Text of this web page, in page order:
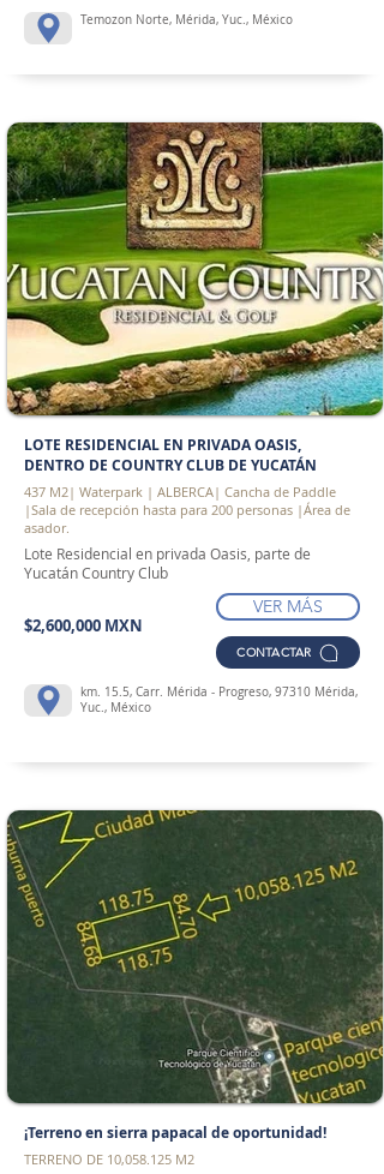
Temozon Norte, Mérida, Yuc., México
LOTE RESIDENCIAL EN PRIVADA OASIS,
DENTRO DE COUNTRY CLUB DE YUCATÁN
437 M2| Waterpark | ALBERCA| Cancha de Paddle
|Sala de recepción hasta para 200 personas |Área de
asador.
Lote Residencial en privada Oasis, parte de
Yucatán Country Club
$2,600,000 MXN
VER MÁS
CONTACTAR
km. 15.5, Carr. Mérida - Progreso, 97310 Mérida,
Yuc., México
¡Terreno en sierra papacal de oportunidad!
TERRENO DE 10,058.125 M2